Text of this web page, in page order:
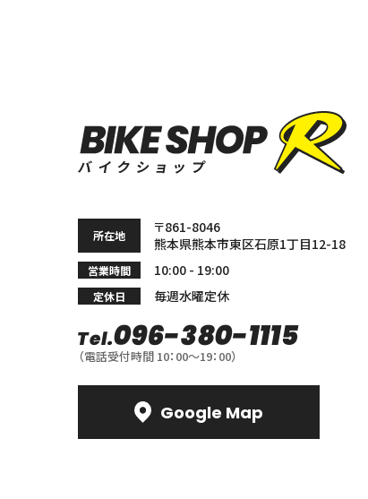
所在地
〒861-8046
熊本県熊本市東区石原1丁目12-18
営業時間 10:00 - 19:00
定休日 毎週水曜定休
Tel.096-380-1115
（電話受付時間 10：00〜19：00）
Google Map